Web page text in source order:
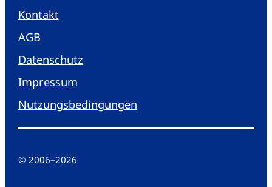
Kontakt
AGB
Datenschutz
Impressum
Nutzungsbedingungen
© 2006–2026